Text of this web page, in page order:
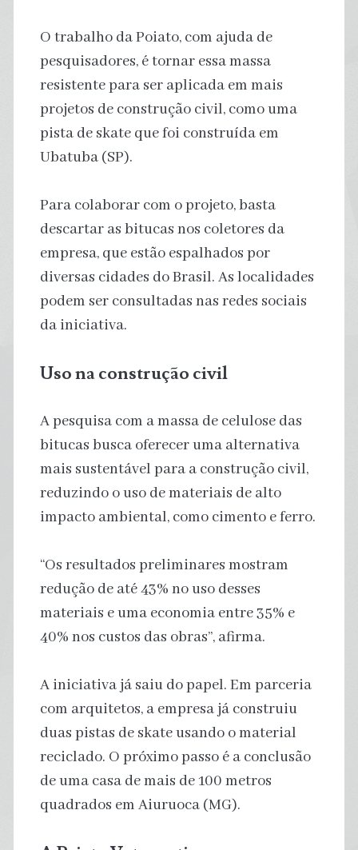
O trabalho da Poiato, com ajuda de
pesquisadores, é tornar essa massa
resistente para ser aplicada em mais
projetos de construção civil, como uma
pista de skate que foi construída em
Ubatuba (SP).
Para colaborar com o projeto, basta
descartar as bitucas nos coletores da
empresa, que estão espalhados por
diversas cidades do Brasil. As localidades
podem ser consultadas nas redes sociais
da iniciativa.
Uso na construção civil
A pesquisa com a massa de celulose das
bitucas busca oferecer uma alternativa
mais sustentável para a construção civil,
reduzindo o uso de materiais de alto
impacto ambiental, como cimento e ferro.
“Os resultados preliminares mostram
redução de até 43% no uso desses
materiais e uma economia entre 35% e
40% nos custos das obras”, afirma.
A iniciativa já saiu do papel. Em parceria
com arquitetos, a empresa já construiu
duas pistas de skate usando o material
reciclado. O próximo passo é a conclusão
de uma casa de mais de 100 metros
quadrados em Aiuruoca (MG).